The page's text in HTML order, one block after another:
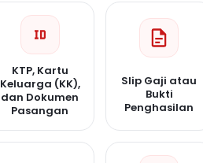
KTP, Kartu
Keluarga (KK),
dan Dokumen
Pasangan
Slip Gaji atau
Bukti
Penghasilan